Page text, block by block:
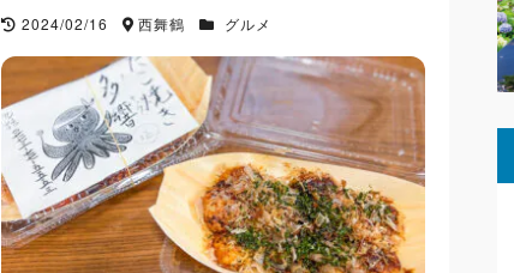
2024/02/16 西舞鶴 グルメ